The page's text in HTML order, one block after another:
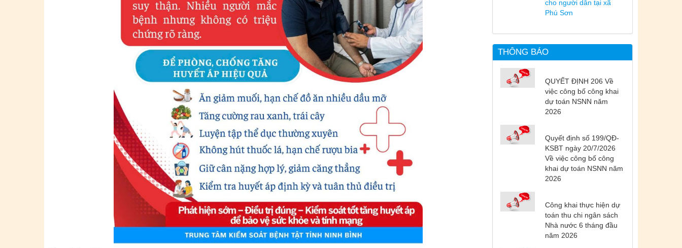
cho người dân tại xã
Phú Sơn
THÔNG BÁO
QUYẾT ĐỊNH 206 Về
việc công bố công khai
dự toán NSNN năm
2026
Quyết định số 199/QĐ-
KSBT ngày 20/7/2026
Về việc công bố công
khai dự toán NSNN năm
2026
Công khai thực hiện dự
toán thu chi ngân sách
Nhà nước 6 tháng đầu
năm 2026